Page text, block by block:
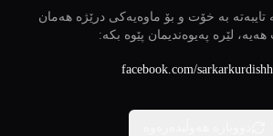
تایبەتە بە خۆت و بۆ ماوەیەکی درێژە هەمان
لێرە پەیوەندیمان پێوە بکە:
facebook.com/sarkarkurdishh